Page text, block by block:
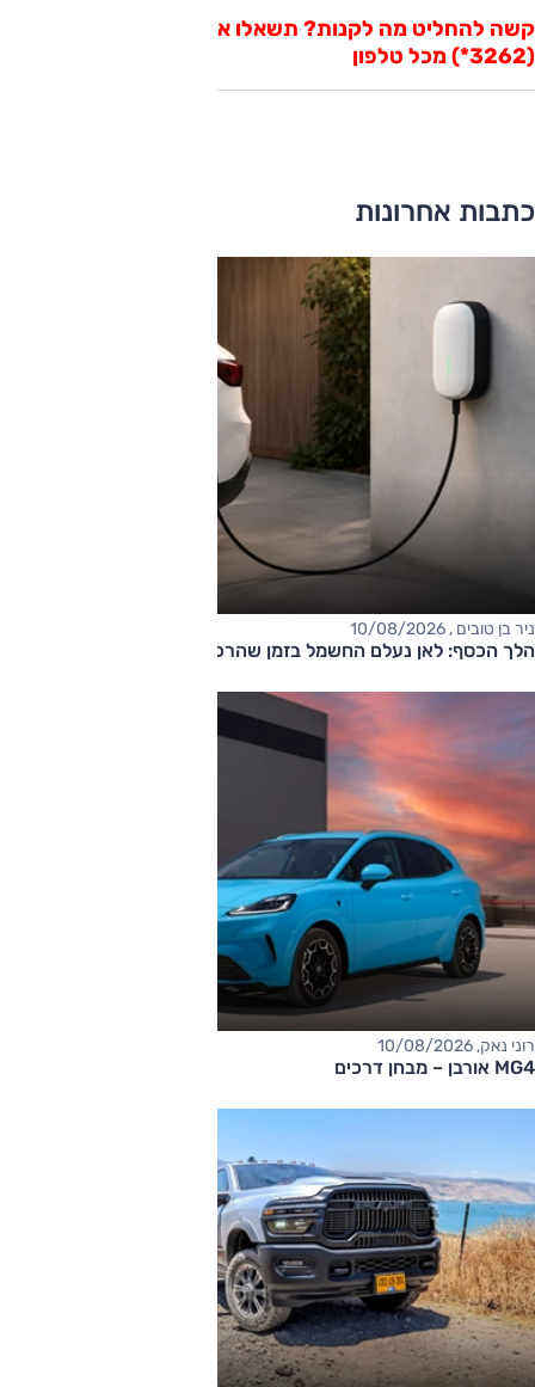
קשה להחליט מה לקנות? תשאלו אותנו ב"כוכבית אוטו"
(3262*) מכל טלפון
כתבות אחרונות
ניר בן טובים , 10/08/2026
הלך הכסף: לאן נעלם החשמל בזמן שהרכב מחובר לשקע?
רוני נאק, 10/08/2026
MG4 אורבן – מבחן דרכים